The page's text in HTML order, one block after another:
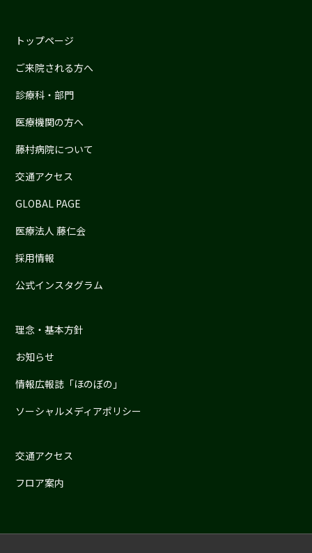
トップページ
ご来院される方へ
診療科・部門
医療機関の方へ
藤村病院について
交通アクセス
GLOBAL PAGE
医療法人 藤仁会
採用情報
公式インスタグラム
理念・基本方針
お知らせ
情報広報誌「ほのぼの」
ソーシャルメディアポリシー
交通アクセス
フロア案内